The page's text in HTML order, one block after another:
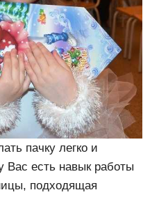
пачку легко и
Вас есть навык работы
подходящая